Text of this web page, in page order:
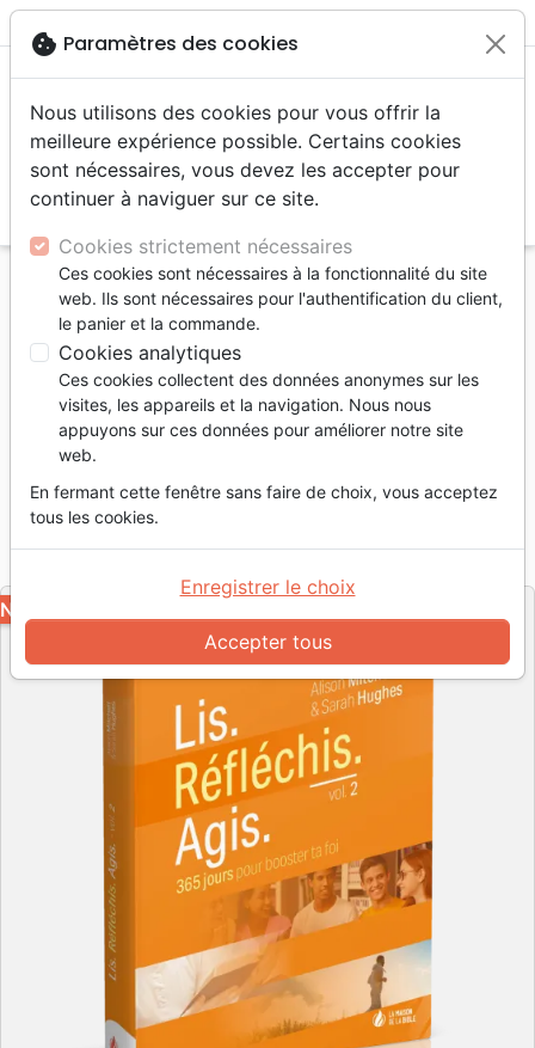
menu
Accueil Livres Enfants
Adolescents, Jeunes
15 à 18 ans
Lis. Réfléchis. Agis. - volume 2, 365 jours pour
booster ta foi
Lis. Réfléchis. Agis.
volume 2, 365 jours pour booster ta foi
Auteur :Alison Mitchell-Sarah Hughes
NOUVEAU
cookie Paramètres des cookies
Nous utilisons des cookies pour vous offrir la
meilleure expérience possible. Certains cookies
sont nécessaires, vous devez les accepter pour
continuer à naviguer sur ce site.
Cookies strictement nécessaires
Ces cookies sont nécessaires à la fonctionnalité du site
web. Ils sont nécessaires pour l'authentification du client,
le panier et la commande.
Cookies analytiques
Ces cookies collectent des données anonymes sur les
visites, les appareils et la navigation. Nous nous
appuyons sur ces données pour améliorer notre site
web.
En fermant cette fenêtre sans faire de choix, vous acceptez
tous les cookies.
Accepter tous
Enregistrer le choix